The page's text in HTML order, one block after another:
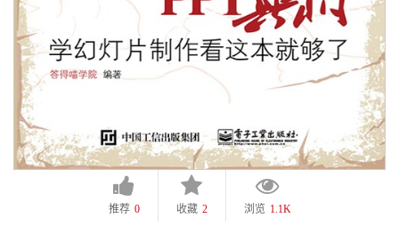
推荐 0 收藏 2 浏览 1.1K